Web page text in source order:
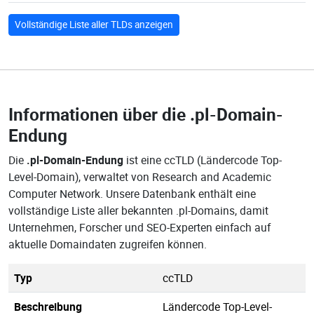
Vollständige Liste aller TLDs anzeigen
Informationen über die .pl-Domain-
Endung
Die .pl-Domain-Endung ist eine ccTLD (Ländercode Top-
Level-Domain), verwaltet von Research and Academic
Computer Network. Unsere Datenbank enthält eine
vollständige Liste aller bekannten .pl-Domains, damit
Unternehmen, Forscher und SEO-Experten einfach auf
aktuelle Domaindaten zugreifen können.
Typ
ccTLD
Beschreibung
Ländercode Top-Level-